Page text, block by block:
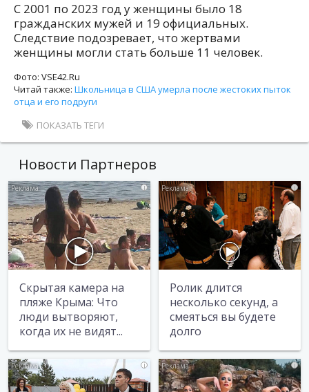
С 2001 по 2023 год у женщины было 18
гражданских мужей и 19 официальных.
Следствие подозревает, что жертвами
женщины могли стать больше 11 человек.
Фото: VSE42.Ru
Читай также: Школьница в США умерла после жестоких пыток
отца и его подруги
ПОКАЗАТЬ ТЕГИ
Новости Партнеров
i
Скрытая камера на
пляже Крыма: Что
люди вытворяют,
когда их не видят...
i
Ролик длится
несколько секунд, а
смеяться вы будете
долго
i i